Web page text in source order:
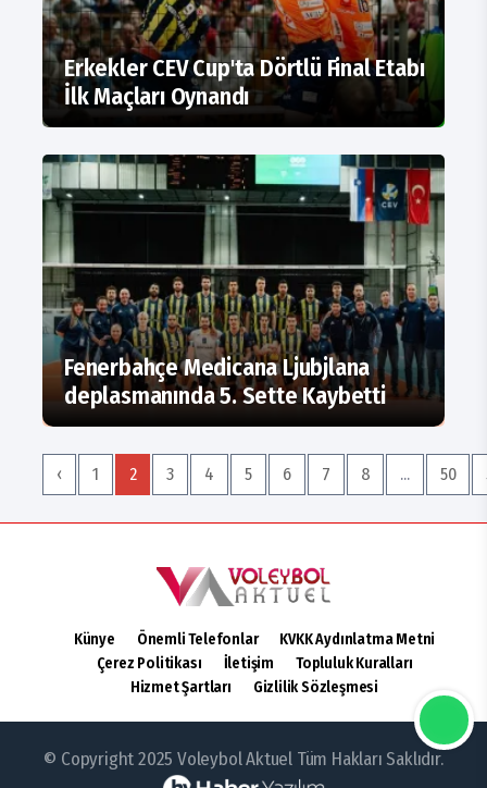
Erkekler CEV Cup'ta Dörtlü Final Etabı
İlk Maçları Oynandı
Fenerbahçe Medicana Ljubjlana
deplasmanında 5. Sette Kaybetti
‹ 1 2 3 4 5 6 7 8 ... 50
Künye Önemli Telefonlar
KVKK Aydınlatma Metni
Çerez Politikası
İletişim
Topluluk Kuralları
Hizmet Şartları
Gizlilik Sözleşmesi
© Copyright 2025 Voleybol Aktuel Tüm Hakları Saklıdır.